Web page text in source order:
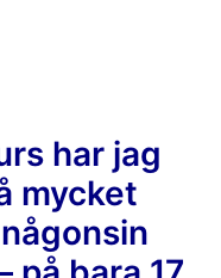
har jag
mycket